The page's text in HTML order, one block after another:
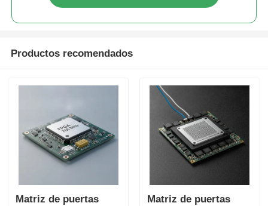
Productos recomendados
Matriz de puertas
Matriz de puertas